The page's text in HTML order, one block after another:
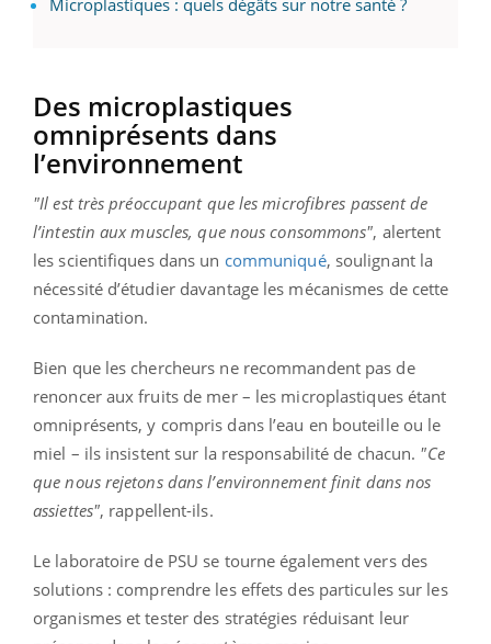
Microplastiques : quels dégâts sur notre santé ?
Des microplastiques
omniprésents dans
l’environnement
"Il est très préoccupant que les microfibres passent de
l’intestin aux muscles, que nous consommons", alertent
les scientifiques dans un communiqué, soulignant la
nécessité d’étudier davantage les mécanismes de cette
contamination.
Bien que les chercheurs ne recommandent pas de
renoncer aux fruits de mer – les microplastiques étant
omniprésents, y compris dans l’eau en bouteille ou le
miel – ils insistent sur la responsabilité de chacun. "Ce
que nous rejetons dans l’environnement finit dans nos
assiettes", rappellent-ils.
Le laboratoire de PSU se tourne également vers des
solutions : comprendre les effets des particules sur les
organismes et tester des stratégies réduisant leur